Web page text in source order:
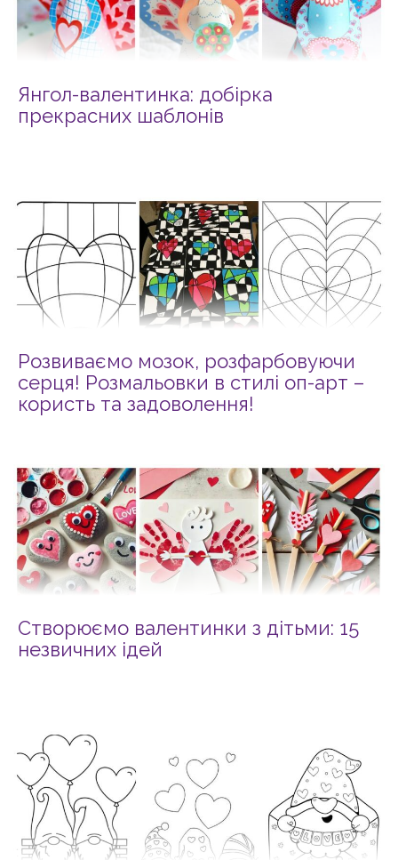
Янгол-валентинка: добірка
прекрасних шаблонів
Розвиваємо мозок, розфарбовуючи
серця! Розмальовки в стилі оп-арт –
користь та задоволення!
Створюємо валентинки з дітьми: 15
незвичних ідей